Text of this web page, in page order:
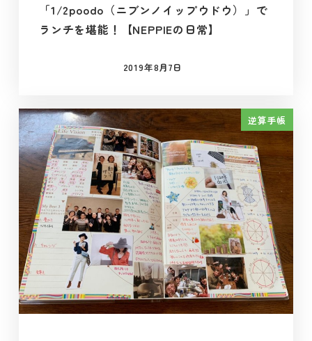
「1/2poodo（ニブンノイップウドウ）」で
ランチを堪能！【NEPPIEの日常】
投稿日
2019年8月7日
逆算手帳